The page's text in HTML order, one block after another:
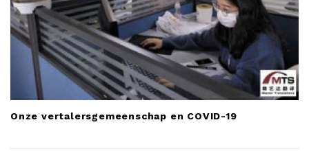
Onze vertalersgemeenschap en COVID-19